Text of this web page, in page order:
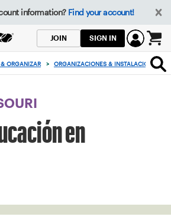
information? Find your account!
JOIN SIGN IN
& ORGANIZAR > ORGANIZACIONES & INSTALACIONES
en